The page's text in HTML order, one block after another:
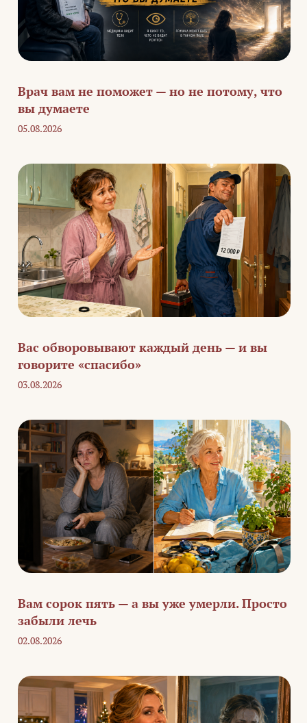
Врач вам не поможет — но не потому, что
вы думаете
05.08.2026
Вас обворовывают каждый день — и вы
говорите «спасибо»
03.08.2026
Вам сорок пять — а вы уже умерли. Просто
забыли лечь
02.08.2026